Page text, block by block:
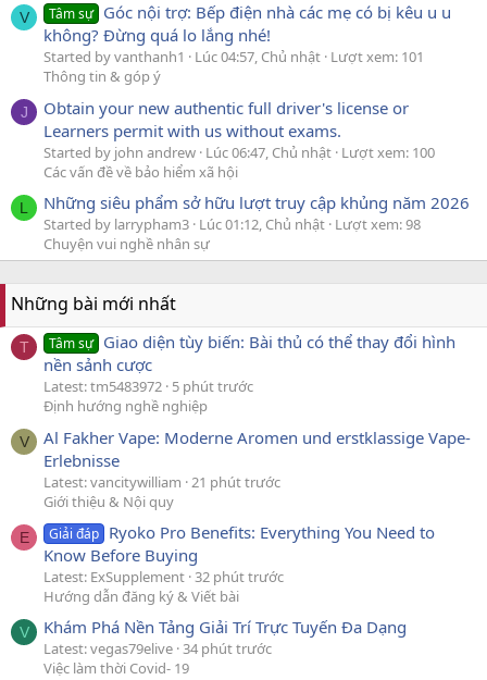
V Tâm sự Góc nội trợ: Bếp điện nhà các mẹ có bị kêu u u
không? Đừng quá lo lắng nhé!
Started by vanthanh1 Lúc 04:57, Chủ nhật Lượt xem: 101
Thông tin & góp ý
J
Obtain your new authentic full driver's license or
Learners permit with us without exams.
Started by john andrew Lúc 06:47, Chủ nhật Lượt xem: 100
Các vấn đề về bảo hiểm xã hội
L Những siêu phẩm sở hữu lượt truy cập khủng năm 2026
Started by larrypham3 Lúc 01:12, Chủ nhật Lượt xem: 98
Chuyện vui nghề nhân sự
Những bài mới nhất
T Tâm sự Giao diện tùy biến: Bài thủ có thể thay đổi hình
nền sảnh cược
Latest: tm5483972 5 phút trước
Định hướng nghề nghiệp
V
Al Fakher Vape: Moderne Aromen und erstklassige Vape-
Erlebnisse
Latest: vancitywilliam
21 phút trước
Giới thiệu & Nội quy
E Giải đáp Ryoko Pro Benefits: Everything You Need to
Know Before Buying
Latest: ExSupplement 32 phút trước
Hướng dẫn đăng ký & Viết bài
V Khám Phá Nền Tảng Giải Trí Trực Tuyến Đa Dạng
Latest: vegas79elive 34 phút trước
Việc làm thời Covid- 19